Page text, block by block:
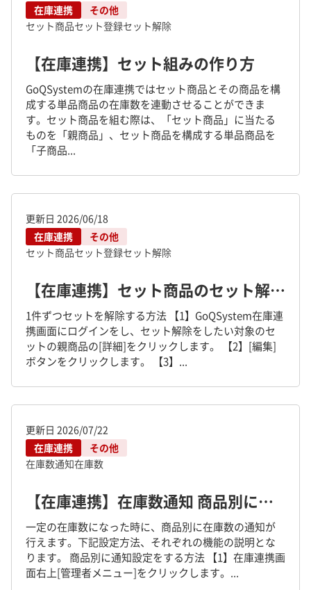
在庫連携
その他
セット商品セット登録セット解除
【在庫連携】セット組みの作り方
GoQSystemの在庫連携ではセット商品とその商品を構
成する単品商品の在庫数を連動させることができま
す。セット商品を組む際は、「セット商品」に当たる
ものを「親商品」、セット商品を構成する単品商品を
「子商品...
更新日 2026/06/18
在庫連携
その他
セット商品セット登録セット解除
【在庫連携】セット商品のセット解除方法について
1件ずつセットを解除する方法 【1】GoQSystem在庫連
携画面にログインをし、セット解除をしたい対象のセ
ットの親商品の[詳細]をクリックします。 【2】[編集]
ボタンをクリックします。 【3】...
更新日 2026/07/22
在庫連携
その他
在庫数通知在庫数
【在庫連携】在庫数通知 商品別に通知設定する方法
一定の在庫数になった時に、商品別に在庫数の通知が
行えます。下記設定方法、それぞれの機能の説明とな
ります。 商品別に通知設定をする方法 【1】在庫連携画
面右上[管理者メニュー]をクリックします。...